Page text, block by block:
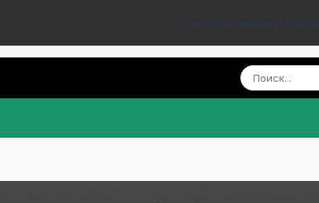
Уже есть аккаунт? Войти